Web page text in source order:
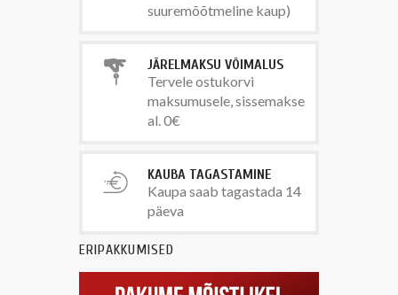
suuremõõtmeline kaup)
JÄRELMAKSU VÕIMALUS
Tervele ostukorvi
maksumusele, sissemakse
al. 0€
KAUBA TAGASTAMINE
Kaupa saab tagastada 14
päeva
ERIPAKKUMISED